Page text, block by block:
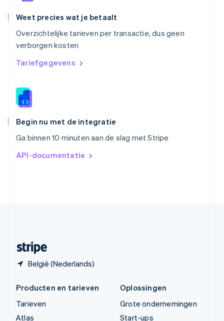
Weet precies wat je betaalt
Overzichtelijke tarieven per transactie, dus geen
verborgen kosten
Tariefgegevens
Begin nu met de integratie
Ga binnen 10 minuten aan de slag met Stripe
API-documentatie
België (Nederlands)
English简体中文
EnglishItaliano
Slowakije
English
Spanje
Thailand
Tsjechië
English
简体中文English
English
Producten en tarieven
Tarieven
Atlas
Oplossingen
Grote ondernemingen
Start-ups